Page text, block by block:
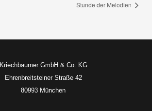
Stunde der Melodien
Kriechbaumer GmbH & Co. KG
Ehrenbreitsteiner Straße 42
80993 München